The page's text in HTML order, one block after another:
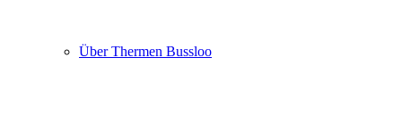
Über Thermen Bussloo